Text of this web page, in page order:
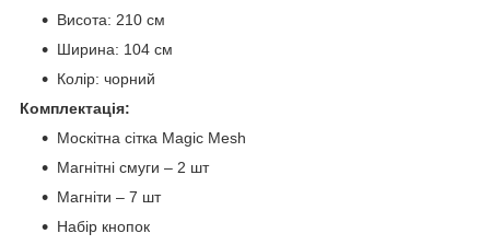
Висота: 210 см
Ширина: 104 см
Колір: чорний
Комплектація:
Москітна сітка Magic Mesh
Магнітні смуги – 2 шт
Магніти – 7 шт
Набір кнопок